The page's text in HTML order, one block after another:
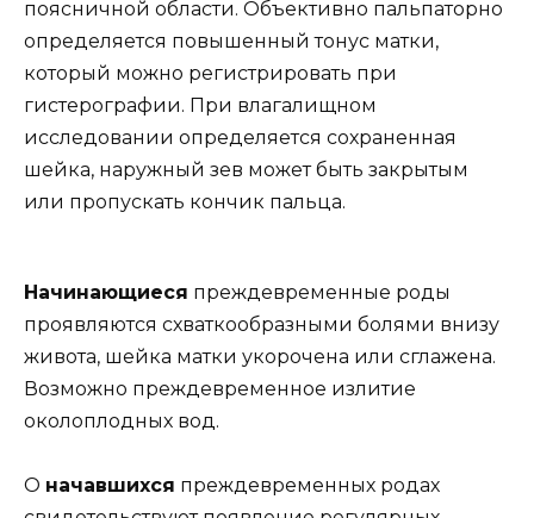
поясничной области. Объективно пальпаторно
определяется повышенный тонус матки,
который можно регистрировать при
гистерографии. При влагалищном
исследовании определяется сохраненная
шейка, наружный зев может быть закрытым
или пропускать кончик пальца.
Начинающиеся преждевременные роды
проявляются схваткообразными болями внизу
живота, шейка матки укорочена или сглажена.
Возможно преждевременное излитие
околоплодных вод.
О начавшихся преждевременных родах